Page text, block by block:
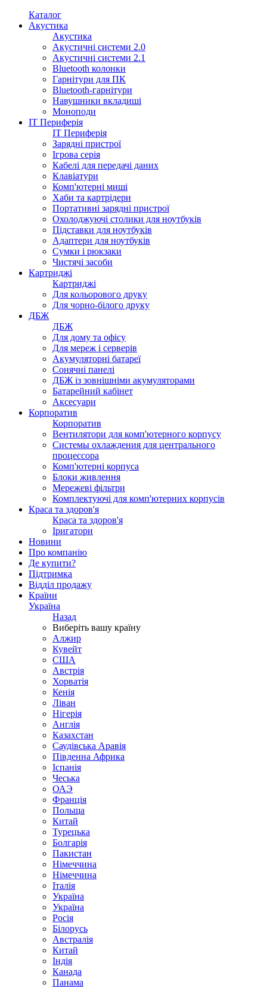
Каталог
Акустика
Акустика
Акустичні системи 2.0
Акустичні системи 2.1
Bluetooth колонки
Гарнітури для ПК
Bluetooth-гарнітури
Навушники вкладиші
Моноподи
IT Периферія
IT Периферія
Зарядні пристрої
Ігрова серія
Кабелі для передачі даних
Клавіатури
Комп'ютерні миші
Хаби та картрідери
Портативні зарядні пристрої
Охолоджуючі столики для ноутбуків
Підставки для ноутбуків
Адаптери для ноутбуків
Сумки і рюкзаки
Чистячі засоби
Картриджі
Картриджі
Для кольорового друку
Для чорно-білого друку
ДБЖ
ДБЖ
Для дому та офісу
Для мереж і серверів
Акумуляторні батареї
Сонячні панелі
ДБЖ із зовнішніми акумуляторами
Батарейний кабінет
Аксесуари
Корпоратив
Корпоратив
Вентилятори для комп'ютерного корпусу
Системы охлаждения для центрального
процессора
Комп'ютерні корпуса
Блоки живлення
Мережеві фільтри
Комплектуючі для комп'ютерних корпусів
Краса та здоров'я
Краса та здоров'я
Іригатори
Новини
Про компанію
Де купити?
Підтримка
Відділ продажу
Країни
Україна
Назад
Виберіть вашу країну
Алжир
Кувейт
США
Австрія
Хорватія
Кенія
Ліван
Нігерія
Англія
Казахстан
Саудівська Аравія
Південна Африка
Іспанія
Чеська
ОАЭ
Франція
Польща
Китай
Турецька
Болгарія
Пакистан
Німеччина
Німеччина
Італія
Україна
Україна
Росія
Білорусь
Австралія
Китай
Індія
Канада
Панама